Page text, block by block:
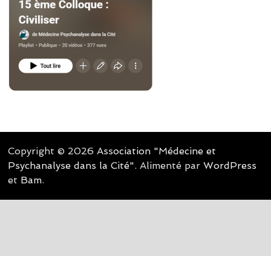
Copyright © 2026 Association "Médecine et
Psychanalyse dans la Cité". Alimenté par WordPress
et Bam.